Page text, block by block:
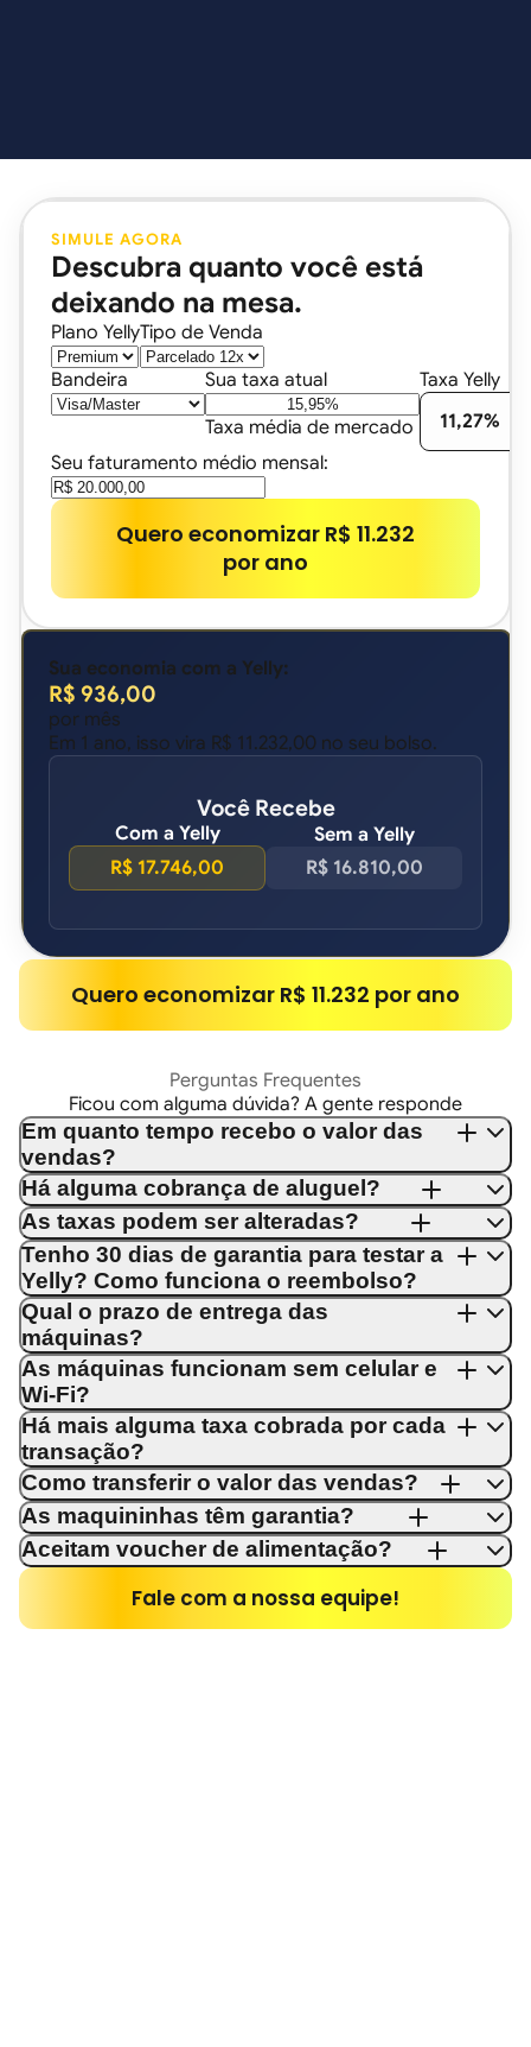
SIMULE AGORA
Descubra quanto você está
deixando na mesa.
Plano YellyTipo de Venda
Bandeira
Sua taxa atual
Taxa média de mercado
Taxa Yelly
11,27%
Seu faturamento médio mensal:
Quero economizar R$ 11.232
por ano
Sua economia com a Yelly:
R$ 936,00
por mês
Em 1 ano, isso vira R$ 11.232,00 no seu bolso.
Você Recebe
Com a Yelly
R$ 17.746,00
Sem a Yelly
R$ 16.810,00
Quero economizar R$ 11.232 por ano
Perguntas Frequentes
Ficou com alguma dúvida? A gente responde
Em quanto tempo recebo o valor das
vendas?
Há alguma cobrança de aluguel?
As taxas podem ser alteradas?
Tenho 30 dias de garantia para testar a
Yelly? Como funciona o reembolso?
Qual o prazo de entrega das
máquinas?
As máquinas funcionam sem celular e
Wi-Fi?
Há mais alguma taxa cobrada por cada
transação?
Como transferir o valor das vendas?
As maquininhas têm garantia?
Aceitam voucher de alimentação?
Fale com a nossa equipe!